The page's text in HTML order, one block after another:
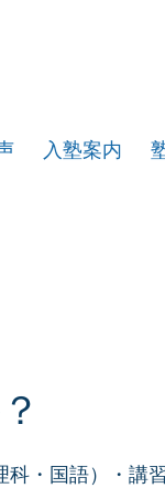
入塾案内
・国語）・講